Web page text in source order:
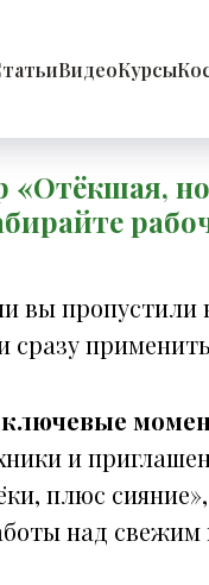
ВидеоКурсы
но
вы
сразу
ключевые
и
плюс
над свежим